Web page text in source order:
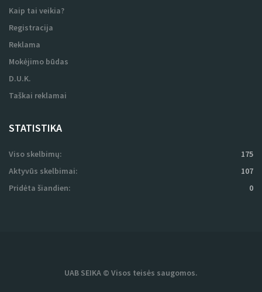
Kaip tai veikia?
Registracija
Reklama
Mokėjimo būdas
D.U.K.
Taškai reklamai
STATISTIKA
Viso skelbimų:
175
Aktyvūs skelbimai:
107
Pridėta šiandien:
0
UAB SEIKA © Visos teisės saugomos.